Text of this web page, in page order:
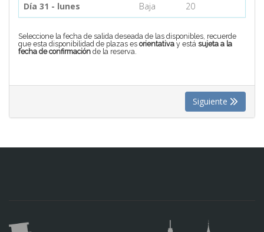
Día 31 - lunes
Baja 20
Seleccione la fecha de salida deseada de las disponibles, recuerde
que esta disponibilidad de plazas es orientativa y está sujeta a la
fecha de confirmación de la reserva.
Siguiente